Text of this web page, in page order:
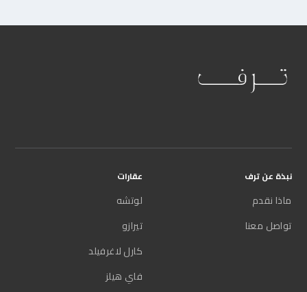
نبذة عن ترف
ماذا نقدم
تواصل معنا
عقارات
لوتشه
تيرازو
كارل لاغرفيلد
فاي هيلز